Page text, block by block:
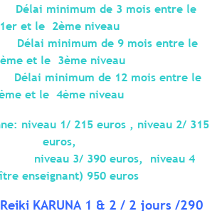
de 3 mois entre le
1er et le 2ème niveau
de 9 mois entre le
et le 3ème niveau
de 12 mois entre le
et le 4ème niveau
niveau 1/ 215 euros , niveau 2/ 315
euros,
390 euros, niveau 4
enseignant) 950 euros
KARUNA 1 & 2 / 2 jours /290